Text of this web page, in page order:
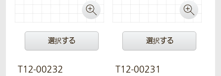
選択する 選択する
T12-00232 T12-00231